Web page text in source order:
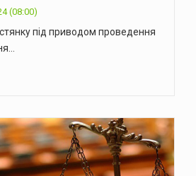
(08:00)
під приводом проведення